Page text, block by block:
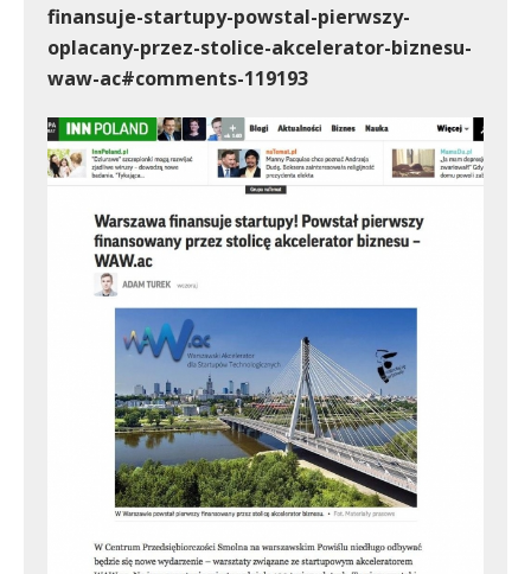
finansuje-startupy-powstal-pierwszy-
oplacany-przez-stolice-akcelerator-biznesu-
waw-ac#comments-119193